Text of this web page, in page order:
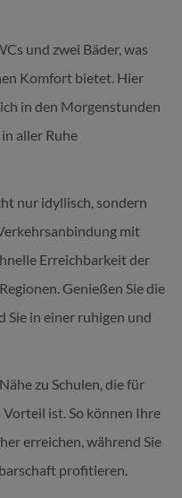
und zwei Bäder, was
Komfort bietet. Hier
in den Morgenstunden
aller Ruhe
nur idyllisch, sondern
mit
Erreichbarkeit der
Genießen Sie die
Sie in einer ruhigen und
zu Schulen, die für
ist. So können Ihre
erreichen, während Sie
profitieren.